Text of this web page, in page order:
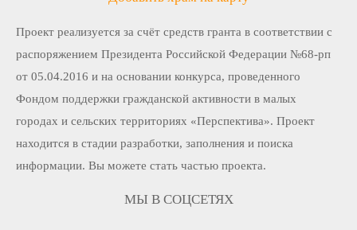
Проект реализуется за счёт средств гранта в соответствии c
распоряжением Президента Российской Федерации №68-рп
от 05.04.2016 и на основании конкурса, проведенного
Фондом поддержки гражданской активности в малых
городах и сельских территориях «Перспектива». Проект
находится в стадии разработки, заполнения и поиска
информации. Вы можете стать частью проекта.
МЫ В СОЦСЕТЯХ